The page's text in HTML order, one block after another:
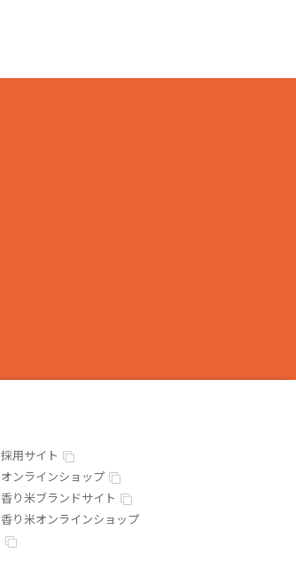
採用サイト
オンラインショップ
香り米ブランドサイト
香り米オンラインショップ